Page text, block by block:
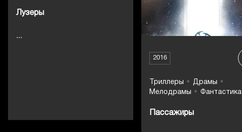
Лузеры
...
2016
Триллеры
Драмы
Мелодрамы
Фантастика
Пассажиры